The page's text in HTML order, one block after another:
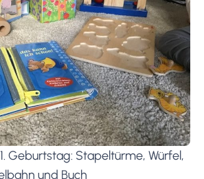
Geburtstag: Stapeltürme, Würfel,
und Buch